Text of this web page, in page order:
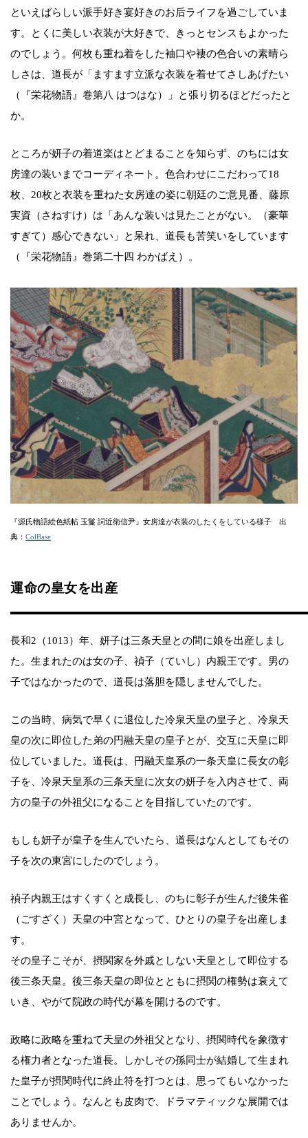
といえばらしい派手好き宴好きのお后ライフを過ごしていま
す。とくに美しい衣装が大好きで、きっとセンスもよかった
のでしょう。何枚も重ね着をした袖口や褄の色合いの素晴ら
しさは、道長が「ますます立派な衣装を着せてさしあげたい
（『栄花物語』巻第八 はつはな）」と張り切るほどだったと
か。
ところが妍子の着道楽はとどまることを知らず、のちには女
房達の装いまでコーディネート。色合わせにこだわって18
枚、20枚と衣装を重ねた女房達の姿に朝廷のご意見番、藤原
実資（さねすけ）は「あんな装いは見たことがない。（豪華
すぎて）感心できない」と呆れ、道長も苦笑いをしています
（『栄花物語』巻第二十四 わかばえ）。
『源氏物語絵色紙帖 玉鬘 詞近衛信尹』女房達が衣装のしたくをしている様子 出
典： ColBase
運命の皇女を出産
長和2（1013）年、妍子は三条天皇との間に娘を出産しまし
た。生まれたのは女の子、禎子（ていし）内親王です。男の
子ではなかったので、道長は落胆を隠しませんでした。
この当時、病気で早くに退位した冷泉天皇の皇子と、冷泉天
皇の次に即位した弟の円融天皇の皇子とが、交互に天皇に即
位していました。道長は、円融天皇系の一条天皇に長女の彰
子を、冷泉天皇系の三条天皇に次女の妍子を入内させて、両
方の皇子の外祖父になることを目指していたのです。
もしも妍子が皇子を生んでいたら、道長はなんとしてもその
子を次の東宮にしたのでしょう。
禎子内親王はすくすくと成長し、のちに彰子が生んだ後朱雀
（ごすざく）天皇の中宮となって、ひとりの皇子を出産しま
す。
その皇子こそが、摂関家を外戚としない天皇として即位する
後三条天皇。後三条天皇の即位とともに摂関の権勢は衰えて
いき、やがて院政の時代が幕を開けるのです。
政略に政略を重ねて天皇の外祖父となり、摂関時代を象徴す
る権力者となった道長。しかしその孫同士が結婚して生まれ
た皇子が摂関時代に終止符を打つとは、思ってもいなかった
ことでしょう。なんとも皮肉で、ドラマティックな展開では
ありませんか。